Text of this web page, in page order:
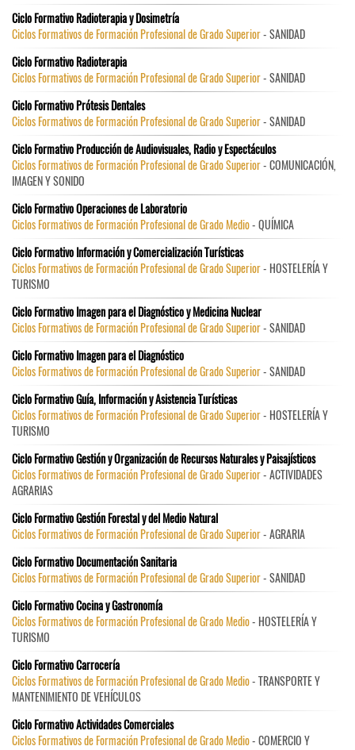
Ciclo Formativo Radioterapia y Dosimetría
Ciclos Formativos de Formación Profesional de Grado Superior- SANIDAD
Ciclo Formativo Radioterapia
Ciclos Formativos de Formación Profesional de Grado Superior- SANIDAD
Ciclo Formativo Prótesis Dentales
Ciclos Formativos de Formación Profesional de Grado Superior- SANIDAD
Ciclo Formativo Producción de Audiovisuales, Radio y Espectáculos
Ciclos Formativos de Formación Profesional de Grado Superior- COMUNICACIÓN,
IMAGEN Y SONIDO
Ciclo Formativo Operaciones de Laboratorio
Ciclos Formativos de Formación Profesional de Grado Medio- QUÍMICA
Ciclo Formativo Información y Comercialización Turísticas
Ciclos Formativos de Formación Profesional de Grado Superior- HOSTELERÍA Y
TURISMO
Ciclo Formativo Imagen para el Diagnóstico y Medicina Nuclear
Ciclos Formativos de Formación Profesional de Grado Superior- SANIDAD
Ciclo Formativo Imagen para el Diagnóstico
Ciclos Formativos de Formación Profesional de Grado Superior- SANIDAD
Ciclo Formativo Guía, Información y Asistencia Turísticas
Ciclos Formativos de Formación Profesional de Grado Superior- HOSTELERÍA Y
TURISMO
Ciclo Formativo Gestión y Organización de Recursos Naturales y Paisajísticos
Ciclos Formativos de Formación Profesional de Grado Superior- ACTIVIDADES
AGRARIAS
Ciclo Formativo Gestión Forestal y del Medio Natural
Ciclos Formativos de Formación Profesional de Grado Superior- AGRARIA
Ciclo Formativo Documentación Sanitaria
Ciclos Formativos de Formación Profesional de Grado Superior- SANIDAD
Ciclo Formativo Cocina y Gastronomía
Ciclos Formativos de Formación Profesional de Grado Medio- HOSTELERÍA Y
TURISMO
Ciclo Formativo Carrocería
Ciclos Formativos de Formación Profesional de Grado Medio- TRANSPORTE Y
MANTENIMIENTO DE VEHÍCULOS
Ciclo Formativo Actividades Comerciales
Ciclos Formativos de Formación Profesional de Grado Medio- COMERCIO Y